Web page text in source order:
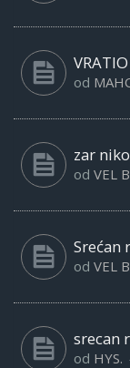
od
zar
od VEL
Srećan
od VEL
srecan
od HYS.